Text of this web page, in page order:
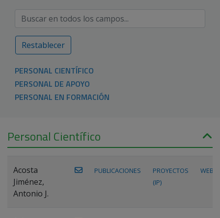
Restablecer
PERSONAL CIENTÍFICO
PERSONAL DE APOYO
PERSONAL EN FORMACIÓN
Personal Científico
Acosta
Jiménez,
Antonio J.
PUBLICACIONES
PROYECTOS
(IP)
WEB